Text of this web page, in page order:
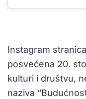
Instagram
posvećena 20.
kulturi i društvu,
naziva